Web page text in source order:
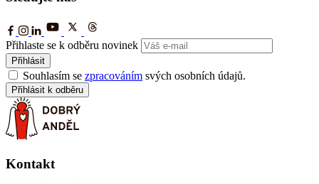
Přihlaste se k odběru novinek
Přihlásit
Souhlasím se zpracováním svých osobních údajů.
Přihlásit k odběru
Kontakt